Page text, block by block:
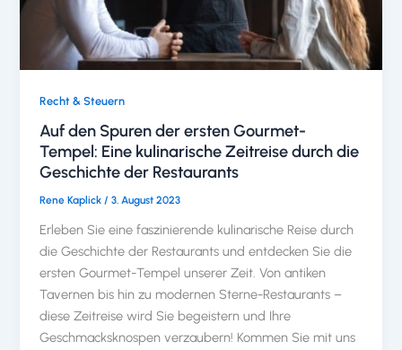
Recht & Steuern
Auf den Spuren der ersten Gourmet-
Tempel: Eine kulinarische Zeitreise durch die
Geschichte der Restaurants
Rene Kaplick/3. August 2023
Erleben Sie eine faszinierende kulinarische Reise durch
die Geschichte der Restaurants und entdecken Sie die
ersten Gourmet-Tempel unserer Zeit. Von antiken
Tavernen bis hin zu modernen Sterne-Restaurants –
diese Zeitreise wird Sie begeistern und Ihre
Geschmacksknospen verzaubern! Kommen Sie mit uns